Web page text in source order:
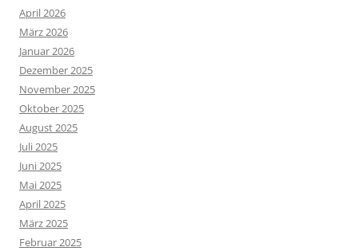
April 2026
März 2026
Januar 2026
Dezember 2025
November 2025
Oktober 2025
August 2025
Juli 2025
Juni 2025
Mai 2025
April 2025
März 2025
Februar 2025